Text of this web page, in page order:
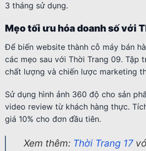
3 tháng sử dụng.
Mẹo tối ưu hóa doanh số với
Để biến website thành cỗ máy bán
các mẹo sau với Thời Trang 09. Tập
chất lượng và chiến lược marketing
Sử dụng hình ảnh 360 độ cho sản
video review từ khách hàng thực.
giá 10% cho đơn đầu tiên.
Xem thêm: Thời Trang 17